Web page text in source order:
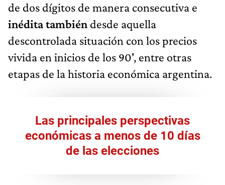
de dos dígitos de manera consecutiva e
inédita también desde aquella
descontrolada situación con los precios
vivida en inicios de los 90', entre otras
etapas de la historia económica argentina.
Las principales perspectivas
económicas a menos de 10 días
de las elecciones